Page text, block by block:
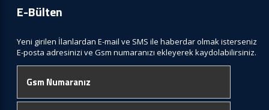
E-Bülten
Yeni girilen İlanlardan E-mail ve SMS ile haberdar olmak isterseniz
E-posta adresinizi ve Gsm numaranızı ekleyerek kaydolabilirsiniz.